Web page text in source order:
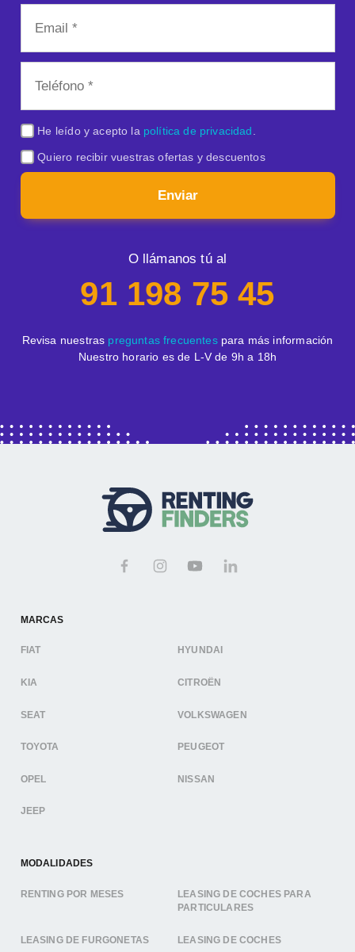
He leído y acepto la política de privacidad
Quiero recibir vuestras ofertas y descuentos
Enviar
O llámanos tú al
91 198 75 45
Revisa nuestras preguntas frecuentespara más información
Nuestro horario es de L-V de 9h a 18h
MARCAS
FIAT HYUNDAI
KIA CITROËN
SEAT VOLKSWAGEN
TOYOTA PEUGEOT
OPEL NISSAN
JEEP
MODALIDADES
RENTING POR MESES
LEASING DE COCHES PARA
PARTICULARES
LEASING DE FURGONETAS LEASING DE COCHES